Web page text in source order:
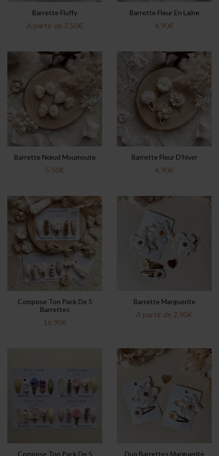
Barrette Fluffy
A partir de 7.50€
Barrette Fleur En Laine
4.90€
Barrette Nœud Moumoute
5.50€
Barrette Fleur D’hiver
4.90€
Compose Ton Pack De 5
Barrettes
16.90€
Barrette Marguerite
A partir de 2.90€
Compose Ton Pack De 5 Duo Barrettes Marguerite